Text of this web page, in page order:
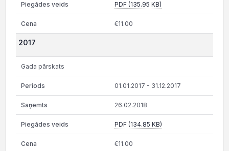
PDF (135.95 KB)
€11.00
2017
Gada pārskats
01.01.2017 - 31.12.2017
26.02.2018
PDF (134.85 KB)
€11.00